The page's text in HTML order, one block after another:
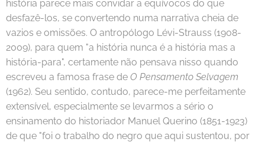
história parece mais convidar a equívocos do que
desfazê-los, se convertendo numa narrativa cheia de
vazios e omissões. O antropólogo Lévi-Strauss (1908-
2009), para quem "a história nunca é a história mas a
história-para", certamente não pensava nisso quando
escreveu a famosa frase de O Pensamento Selvagem
(1962). Seu sentido, contudo, parece-me perfeitamente
extensível, especialmente se levarmos a sério o
ensinamento do historiador Manuel Querino (1851-1923)
de que "foi o trabalho do negro que aqui sustentou, por